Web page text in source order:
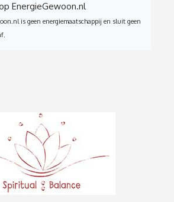
EnergieGewoon.nl
is geen energiemaatschappij en sluit geen